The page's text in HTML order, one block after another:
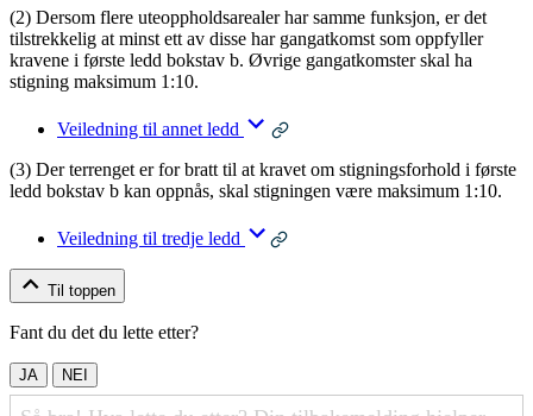
(2) Dersom flere uteoppholdsarealer har samme funksjon, er det
tilstrekkelig at minst ett av disse har gangatkomst som oppfyller
kravene i første ledd bokstav b. Øvrige gangatkomster skal ha
stigning maksimum 1:10.
Veiledning til annet ledd
(3) Der terrenget er for bratt til at kravet om stigningsforhold i første
ledd bokstav b kan oppnås, skal stigningen være maksimum 1:10.
Veiledning til tredje ledd
Til toppen
Fant du det du lette etter?
JA NEI